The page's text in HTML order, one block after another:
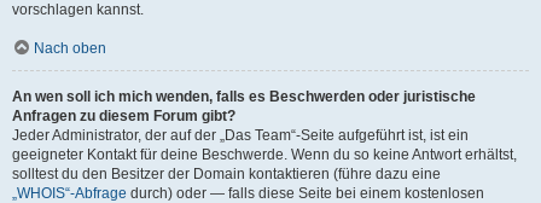
vorschlagen kannst.
Nach oben
An wen soll ich mich wenden, falls es Beschwerden oder juristische
Anfragen zu diesem Forum gibt?
Jeder Administrator, der auf der „Das Team“-Seite aufgeführt ist, ist ein
geeigneter Kontakt für deine Beschwerde. Wenn du so keine Antwort erhältst,
solltest du den Besitzer der Domain kontaktieren (führe dazu eine
„WHOIS“-Abfrage durch) oder — falls diese Seite bei einem kostenlosen